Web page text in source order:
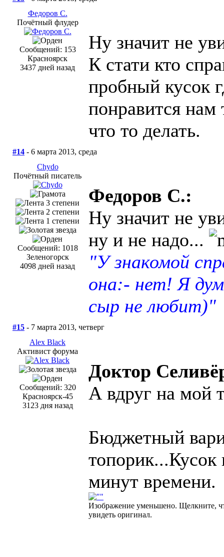
Федоров С.
Почётный флудер
Сообщений: 153
Красноярск
3437 дней назад
Ну значит не
К стати кто
пробный кусок
понравится нам
что то делать.
#14 - 6 марта 2013, среда
Chydo
Почётный писатель
Сообщений: 1018
Зеленогорск
4098 дней назад
Федоров С.:
Ну значит не
ну и не надо...
"У знакомой
она:- нет! Я
сыр не любит)"
#15 - 7 марта 2013, четверг
Alex Black
Активист форума
Сообщений: 320
Красноярск-45
3123 дня назад
Доктор
А вдруг на мой
Бюджетный
топорик...Кусок
минут времени.
Изображение уменьшено. Щелкните,
увидеть оригинал.